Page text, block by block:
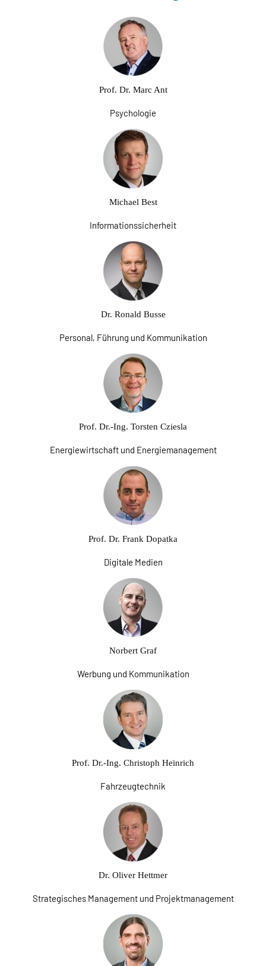
Prof. Dr. Marc Ant
Psychologie
Michael Best
Informationssicherheit
Dr. Ronald Busse
Personal, Führung und Kommunikation
Prof. Dr.-Ing. Torsten Cziesla
Energiewirtschaft und Energiemanagement
Prof. Dr. Frank Dopatka
Digitale Medien
Norbert Graf
Werbung und Kommunikation
Prof. Dr.-Ing. Christoph Heinrich
Fahrzeugtechnik
Dr. Oliver Hettmer
Strategisches Management und Projektmanagement